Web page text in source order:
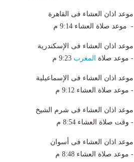
موعد اذان العشاء فى القاهرة
- موعد صلاة العشاء 9:14 م
موعد اذان العشاء فى الإسكندرية
- موعد صلاة
المغرب
موعد اذان العشاء فى الإسماعيلية
- موعد صلاة العشاء 9:12 م
موعد اذان العشاء فى شرم الشيخ
- وقت صلاة العشاء 8:54 م
موعد اذان العشاء فى أسوان
- موعد صلاة العشاء 8:48 م